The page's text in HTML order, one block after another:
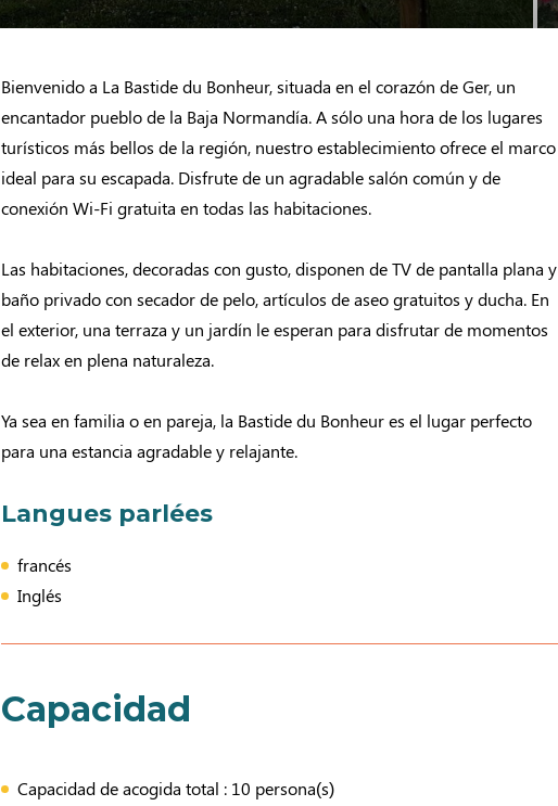
Bienvenido a La Bastide du Bonheur, situada en el corazón de Ger, un
encantador pueblo de la Baja Normandía. A sólo una hora de los lugares
turísticos más bellos de la región, nuestro establecimiento ofrece el marco
ideal para su escapada. Disfrute de un agradable salón común y de
conexión Wi-Fi gratuita en todas las habitaciones.
Las habitaciones, decoradas con gusto, disponen de TV de pantalla plana y
baño privado con secador de pelo, artículos de aseo gratuitos y ducha. En
el exterior, una terraza y un jardín le esperan para disfrutar de momentos
de relax en plena naturaleza.
Ya sea en familia o en pareja, la Bastide du Bonheur es el lugar perfecto
para una estancia agradable y relajante.
Langues parlées
francés
Inglés
Capacidad
Capacidad de acogida total : 10 persona(s)